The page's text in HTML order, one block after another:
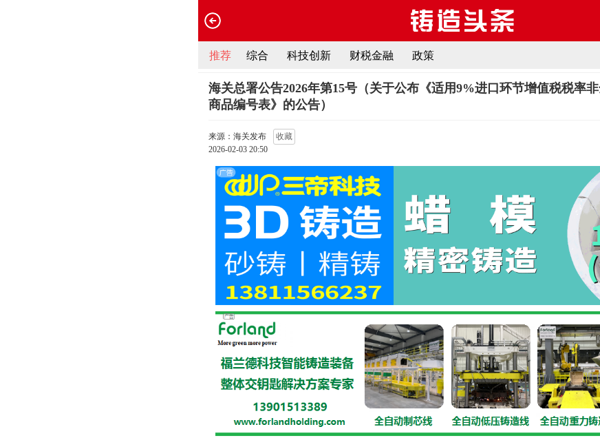
推荐 综合 科技创新 财税金融 政策
海关总署公告2026年第15号（关于公布《适用9%进口环节增值税税率
商品编号表》的公告）
来源：海关发布
收藏
2026-02-03 20:50